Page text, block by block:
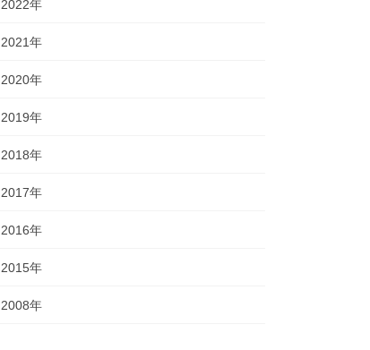
2022年
2021年
2020年
2019年
2018年
2017年
2016年
2015年
2008年